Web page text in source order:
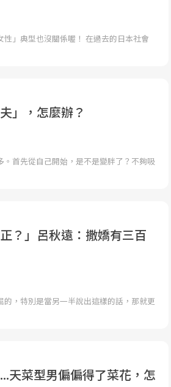
」典型也沒關係喔！ 在過去的日本社會
」，怎麼辦？
首先從自己開始，是不是變胖了？不夠吸
？」呂秋遠：撒嬌有三百
，特別是當另一半說出這樣的話，那就更
天菜型男偏偏得了菜花，怎